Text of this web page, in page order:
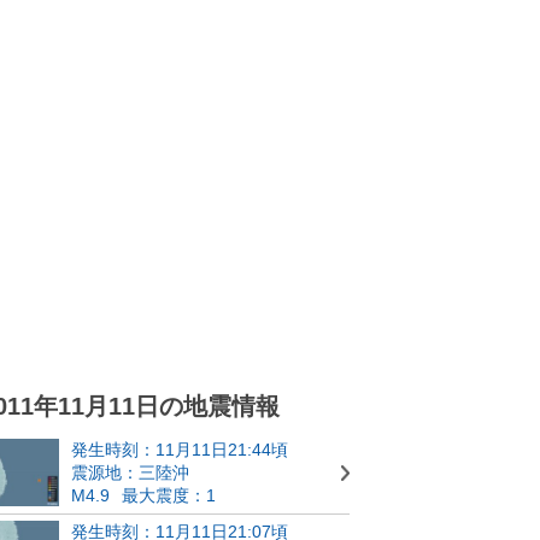
年11月11日の地震情報
発生時刻：11月11日21:44頃
震源地：三陸沖
M4.9
最大震度：1
発生時刻：11月11日21:07頃